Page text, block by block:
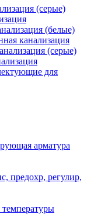
(серые)
(белые)
канализация
(серые)
для
арматура
предохр, регулир,
температуры